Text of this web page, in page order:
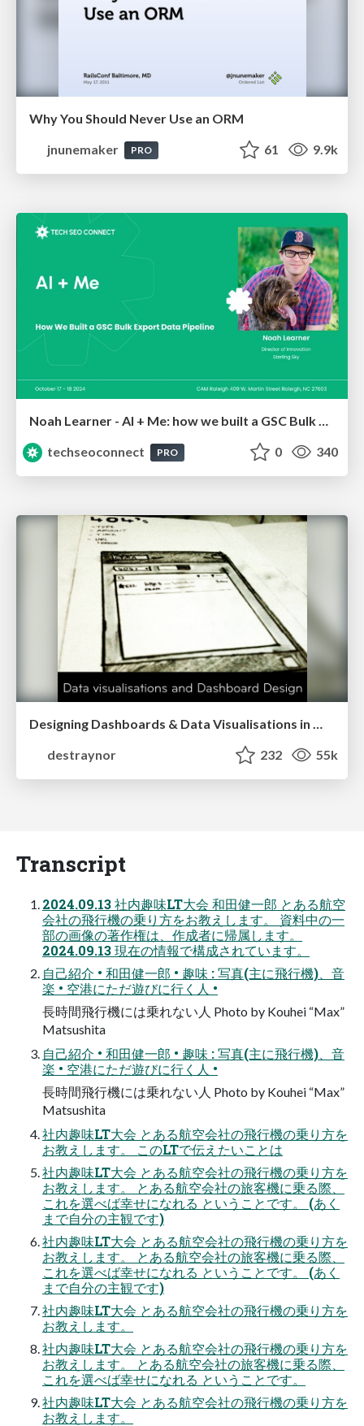
Why You Should Never Use an ORM
jnunemaker
PRO 61 9.9k
Noah Learner - AI + Me: how we built a GSC Bulk Export data pipeline
techseoconnect
PRO 0 340
destraynor
232 55k
Transcript
2024.09.13 社内趣味LT大会 和田健一郎 とある航空
会社の飛行機の乗り方をお教えします。 資料中の一
部の画像の著作権は、作成者に帰属します。
2024.09.13 現在の情報で構成されています。
自己紹介 • 和田健一郎 • 趣味 : 写真(主に飛行機)、音
楽 • 空港にただ遊びに行く人 •
長時間飛行機には乗れない人 Photo by Kouhei “Max”
Matsushita
自己紹介 • 和田健一郎 • 趣味 : 写真(主に飛行機)、音
楽 • 空港にただ遊びに行く人 •
長時間飛行機には乗れない人 Photo by Kouhei “Max”
Matsushita
社内趣味LT大会 とある航空会社の飛行機の乗り方を
お教えします。 このLTで伝えたいことは
社内趣味LT大会 とある航空会社の飛行機の乗り方を
お教えします。 とある航空会社の旅客機に乗る際、
これを選べば幸せになれる ということです。 (あく
まで自分の主観です)
社内趣味LT大会 とある航空会社の飛行機の乗り方を
お教えします。 とある航空会社の旅客機に乗る際、
これを選べば幸せになれる ということです。 (あく
まで自分の主観です)
社内趣味LT大会 とある航空会社の飛行機の乗り方を
お教えします。
社内趣味LT大会 とある航空会社の飛行機の乗り方を
お教えします。 とある航空会社の旅客機に乗る際、
これを選べば幸せになれる ということです。
社内趣味LT大会 とある航空会社の飛行機の乗り方を
お教えします。